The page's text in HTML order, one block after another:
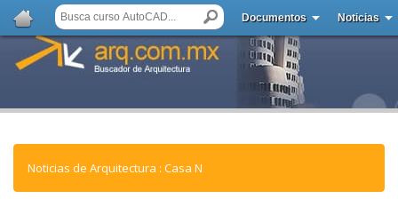
Documentos Noticias
Noticias de Arquitectura : Casa N